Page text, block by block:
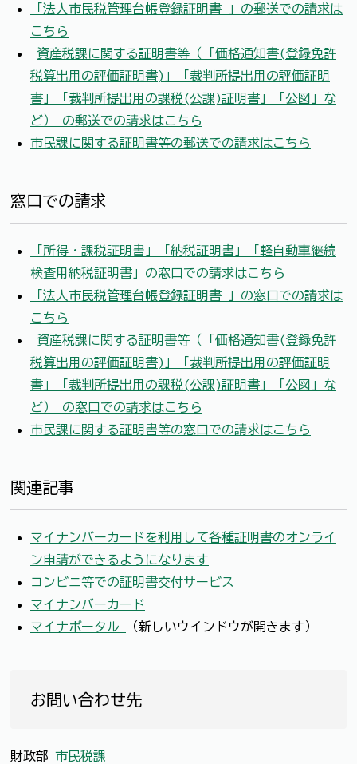
「法人市民税管理台帳登録証明書 」の郵送での請求は
こちら
資産税課に関する証明書等（「価格通知書(登録免許
税算出用の評価証明書)」「裁判所提出用の評価証明
書」「裁判所提出用の課税(公課)証明書」「公図」な
ど） の郵送での請求はこちら
市民課に関する証明書等の郵送での請求はこちら
窓口での請求
「所得・課税証明書」「納税証明書」「軽自動車継続
検査用納税証明書」の窓口での請求はこちら
「法人市民税管理台帳登録証明書 」の窓口での請求は
こちら
資産税課に関する証明書等（「価格通知書(登録免許
税算出用の評価証明書)」「裁判所提出用の評価証明
書」「裁判所提出用の課税(公課)証明書」「公図」な
ど） の窓口での請求はこちら
市民課に関する証明書等の窓口での請求はこちら
関連記事
マイナンバーカードを利用して各種証明書のオンライ
ン申請ができるようになります
コンビニ等での証明書交付サービス
マイナンバーカード
マイナポータル
（新しいウインドウが開きます）
お問い合わせ先
財政部 市民税課